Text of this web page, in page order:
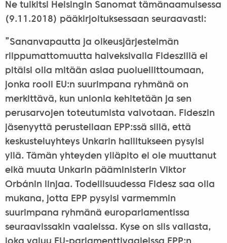
Ne tulkitsi Helsingin Sanomat tämänaamuisessa
(9.11.2018) pääkirjoituksessaan seuraavasti:
”Sananvapautta ja oikeusjärjestelmän
riippumattomuutta halveksivalla Fideszillä ei
pitäisi olla mitään asiaa puolueliittoumaan,
jonka rooli EU:n suurimpana ryhmänä on
merkittävä, kun unionia kehitetään ja sen
perusarvojen toteutumista valvotaan. Fideszin
jäsenyyttä perustellaan EPP:ssä sillä, että
keskusteluyhteys Unkarin hallitukseen pysyisi
yllä. Tämän yhteyden ylläpito ei ole muuttanut
eikä muuta Unkarin pääministerin Viktor
Orbánin linjaa. Todellisuudessa Fidesz saa olla
mukana, jotta EPP pysyisi varmemmin
suurimpana ryhmänä europarlamentissa
seuraavissakin vaaleissa. Kyse on siis vallasta,